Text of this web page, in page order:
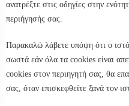
ανατρέξτε στις οδηγίες στην
περιήγησής σας.
Παρακαλώ λάβετε υπόψη ότι ο
σωστά εάν όλα τα cookies είναι
cookies στον περιηγητή σας, θα
σας, όταν επισκεφθείτε ξανά τον